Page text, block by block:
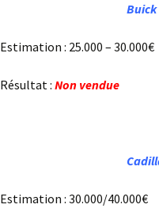
Buick
Estimation : 25.000 – 30.000€
Résultat : Non vendue
Estimation : 30.000/40.000€